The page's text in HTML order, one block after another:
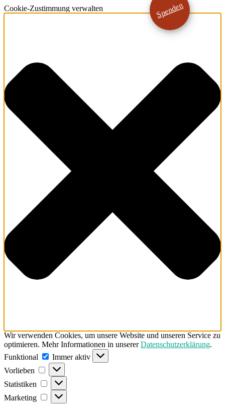
Cookie-Zustimmung verwalten
Wir verwenden Cookies, um unsere Website und unseren Service zu
optimieren. Mehr Informationen in unsererDatenschutzerklärung.
Funktional
Funktional
Immer aktiv
Vorlieben
Vorlieben
Statistiken Statistiken
Marketing Marketing
Spenden